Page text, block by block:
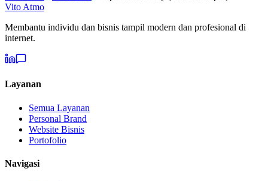
Vito Atmo
Membantu individu dan bisnis tampil modern dan profesional di
internet.
Layanan
Semua Layanan
Personal Brand
Website Bisnis
Portofolio
Navigasi